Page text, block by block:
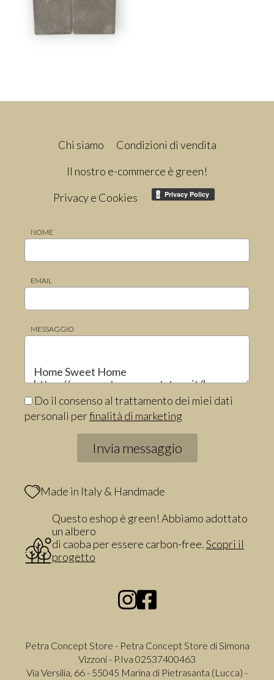
Chi siamo
Condizioni di vendita
Il nostro e-commerce è green!
Privacy e Cookies
NOME
EMAIL
MESSAGGIO
Do il consenso al trattamento dei miei dati
personali perfinalità di marketing
Made in Italy & Handmade
Questo eshop è green! Abbiamo adottato
un albero
di caoba per essere carbon-free.Scopri il
progetto
Petra Concept Store - Petra Concept Store di Simona
Vizzoni - P.Iva 02537400463
Via Versilia, 66 - 55045 Marina di Pietrasanta (Lucca) -